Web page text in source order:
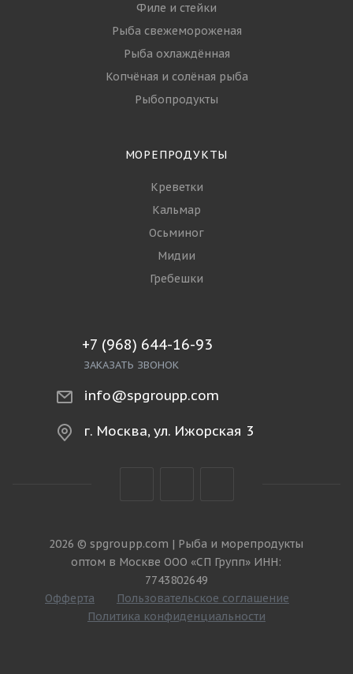
Филе и стейки
Рыба свежемороженая
Рыба охлаждённая
Копчёная и солёная рыба
Рыбопродукты
МОРЕПРОДУКТЫ
Креветки
Кальмар
Осьминог
Мидии
Гребешки
+7 (968) 644-16-93
ЗАКАЗАТЬ ЗВОНОК
info@spgroupp.com
г. Москва, ул. Ижорская 3
2026 © spgroupp.com | Рыба и морепродукты
оптом в Москве ООО «СП Групп» ИНН:
7743802649
Офферта
Пользовательское соглашение
Политика конфиденциальности